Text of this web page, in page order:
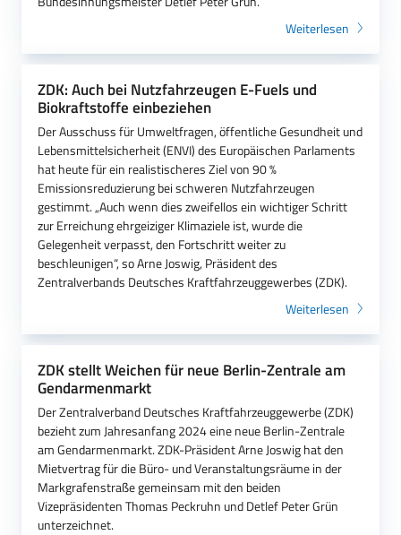
Weiterlesen
ZDK: Auch bei Nutzfahrzeugen E-Fuels und
Biokraftstoffe einbeziehen
Der Ausschuss für Umweltfragen, öffentliche Gesundheit und
Lebensmittelsicherheit (ENVI) des Europäischen Parlaments
hat heute für ein realistischeres Ziel von 90 %
Emissionsreduzierung bei schweren Nutzfahrzeugen
gestimmt. „Auch wenn dies zweifellos ein wichtiger Schritt
zur Erreichung ehrgeiziger Klimaziele ist, wurde die
Gelegenheit verpasst, den Fortschritt weiter zu
beschleunigen“, so Arne Joswig, Präsident des
Zentralverbands Deutsches Kraftfahrzeuggewerbes (ZDK).
Weiterlesen
ZDK stellt Weichen für neue Berlin-Zentrale am
Gendarmenmarkt
Der Zentralverband Deutsches Kraftfahrzeuggewerbe (ZDK)
bezieht zum Jahresanfang 2024 eine neue Berlin-Zentrale
am Gendarmenmarkt. ZDK-Präsident Arne Joswig hat den
Mietvertrag für die Büro- und Veranstaltungsräume in der
Markgrafenstraße gemeinsam mit den beiden
Vizepräsidenten Thomas Peckruhn und Detlef Peter Grün
unterzeichnet.